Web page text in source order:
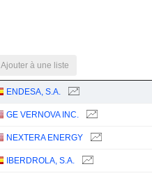
Ajouter à une liste
ENDESA, S.A.
GE VERNOVA INC.
NEXTERA ENERGY
IBERDROLA, S.A.